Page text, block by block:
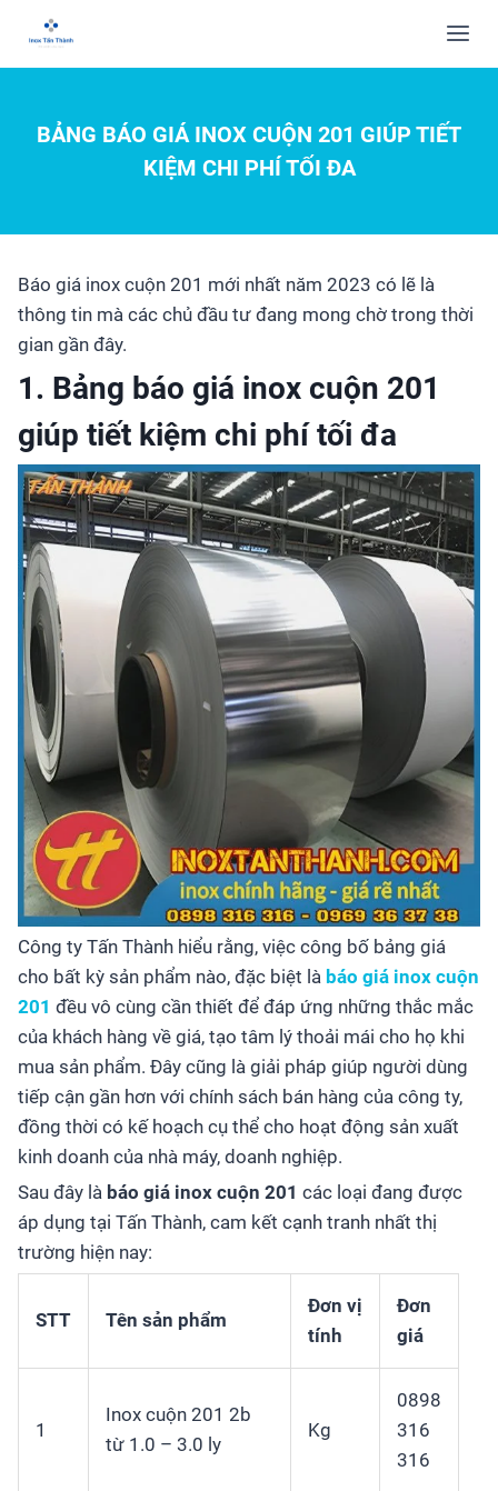
BẢNG BÁO GIÁ INOX CUỘN 201 GIÚP TIẾT
KIỆM CHI PHÍ TỐI ĐA
Báo giá inox cuộn 201 mới nhất năm 2023 có lẽ là
thông tin mà các chủ đầu tư đang mong chờ trong thời
gian gần đây.
1. Bảng báo giá inox cuộn 201
giúp tiết kiệm chi phí tối đa
Công ty Tấn Thành hiểu rằng, việc công bố bảng giá
cho bất kỳ sản phẩm nào, đặc biệt là báo giá inox cuộn
201 đều vô cùng cần thiết để đáp ứng những thắc mắc
của khách hàng về giá, tạo tâm lý thoải mái cho họ khi
mua sản phẩm. Đây cũng là giải pháp giúp người dùng
tiếp cận gần hơn với chính sách bán hàng của công ty,
đồng thời có kế hoạch cụ thể cho hoạt động sản xuất
kinh doanh của nhà máy, doanh nghiệp.
Sau đây là báo giá inox cuộn 201 các loại đang được
áp dụng tại Tấn Thành, cam kết cạnh tranh nhất thị
trường hiện nay:
STT Tên sản phẩm
Đơn vị
tính
Đơn
giá
1
Inox cuộn 201 2b
từ 1.0 – 3.0 ly
Kg
0898
316
316